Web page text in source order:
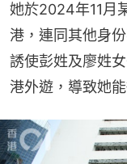
她於2024年11月
港，連同其他身
誘使彭姓及廖姓
港外遊，導致她